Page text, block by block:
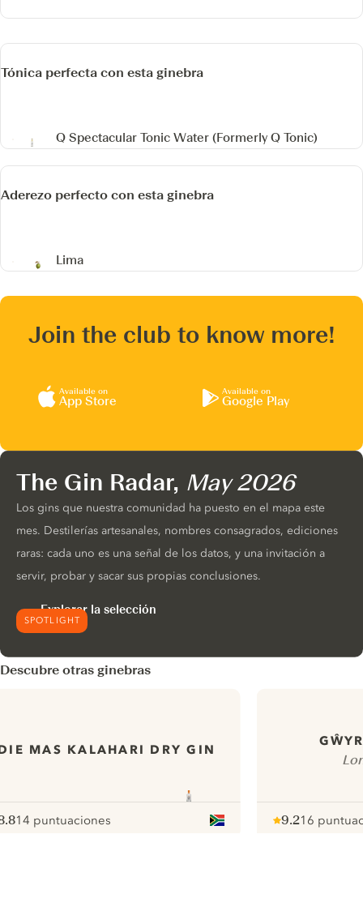
Tónica perfecta con esta ginebra
Q Spectacular Tonic Water (Formerly Q Tonic)
Aderezo perfecto con esta ginebra
Lima
Join the club to know more!
Available on
App Store
Available on
Google Play
SPOTLIGHT
The Gin Radar, May 2026
Los gins que nuestra comunidad ha puesto en el mapa este
mes. Destilerías artesanales, nombres consagrados, ediciones
raras: cada uno es una señal de los datos, y una invitación a
servir, probar y sacar sus propias conclusiones.
Explorar la selección
Descubre otras ginebras
MAS KALAHARI DRY GIN
pour
14 puntuaciones
9.2
pour
16